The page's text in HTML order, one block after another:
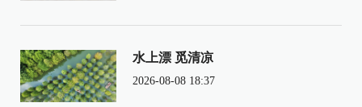
水上漂 觅清凉
2026-08-08 18:37